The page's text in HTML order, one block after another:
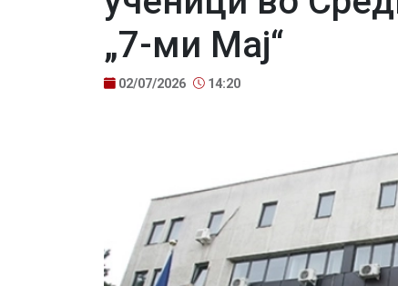
„7-ми Мај“
02/07/2026 14:20